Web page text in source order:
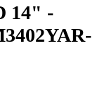
14" -